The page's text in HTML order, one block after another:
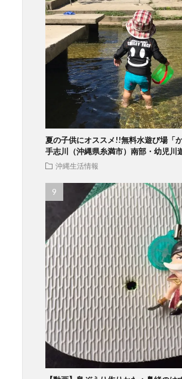
夏の子供にオススメ!!無料水遊び場「
手志川（沖縄県糸満市）南部・幼児川
沖縄生活情報